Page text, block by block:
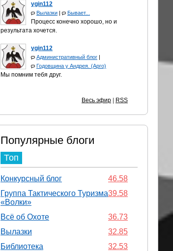
ygin112
Вылазки | Бывает...
Процесс конечно хорошо, но и
результата хочется.
ygin112
Административный блог |
Годовщина у Андрея. (Арго)
Мы помним тебя друг.
Весь эфир RSS
Популярные блоги
Топ
46.58
Конкурсный блог
39.58
Группа Тактического Туризма
«Волки»
36.73
Всё об Охоте
32.85
Вылазки
32.53
Библиотека